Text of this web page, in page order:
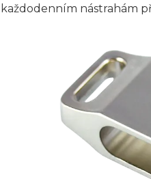
každodenním nástrahám